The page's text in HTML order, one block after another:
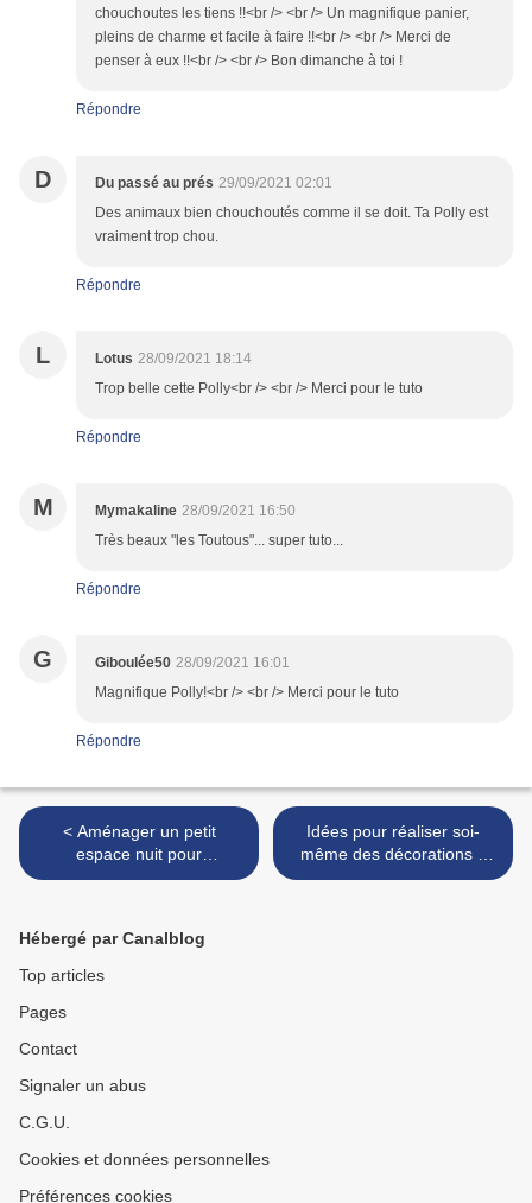
chouchoutes les tiens !!<br /> <br /> Un magnifique panier,
pleins de charme et facile à faire !!<br /> <br /> Merci de
penser à eux !!<br /> <br /> Bon dimanche à toi !
Répondre
D Du passé au prés 29/09/2021 02:01
Des animaux bien chouchoutés comme il se doit. Ta Polly est
vraiment trop chou.
Répondre
L Lotus 28/09/2021 18:14
Trop belle cette Polly<br /> <br /> Merci pour le tuto
Répondre
M Mymakaline 28/09/2021 16:50
Très beaux "les Toutous"... super tuto...
Répondre
G Giboulée50 28/09/2021 16:01
Magnifique Polly!<br /> <br /> Merci pour le tuto
Répondre
< Aménager un petit
espace nuit pour
adolescent
Idées pour réaliser soi-
même des décorations «
bois/métal » >
Hébergé par Canalblog
Top articles
Pages
Contact
Signaler un abus
C.G.U.
Cookies et données personnelles
Préférences cookies